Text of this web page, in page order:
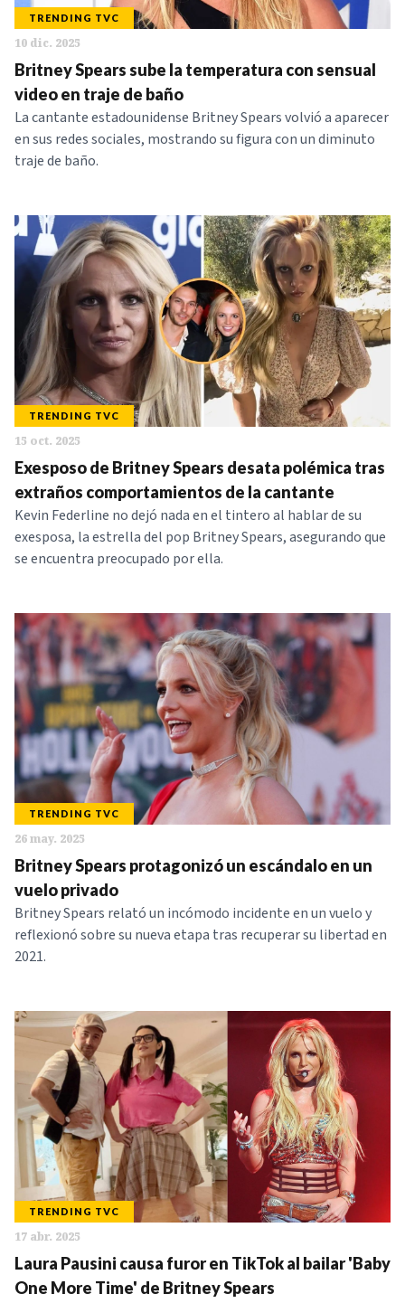
TRENDING TVC
10 dic. 2025
Britney Spears sube la temperatura con sensual
video en traje de baño
La cantante estadounidense Britney Spears volvió a aparecer
en sus redes sociales, mostrando su figura con un diminuto
traje de baño.
TRENDING TVC
15 oct. 2025
Exesposo de Britney Spears desata polémica tras
extraños comportamientos de la cantante
Kevin Federline no dejó nada en el tintero al hablar de su
exesposa, la estrella del pop Britney Spears, asegurando que
se encuentra preocupado por ella.
TRENDING TVC
26 may. 2025
Britney Spears protagonizó un escándalo en un
vuelo privado
Britney Spears relató un incómodo incidente en un vuelo y
reflexionó sobre su nueva etapa tras recuperar su libertad en
2021.
TRENDING TVC
17 abr. 2025
Laura Pausini causa furor en TikTok al bailar 'Baby
One More Time' de Britney Spears